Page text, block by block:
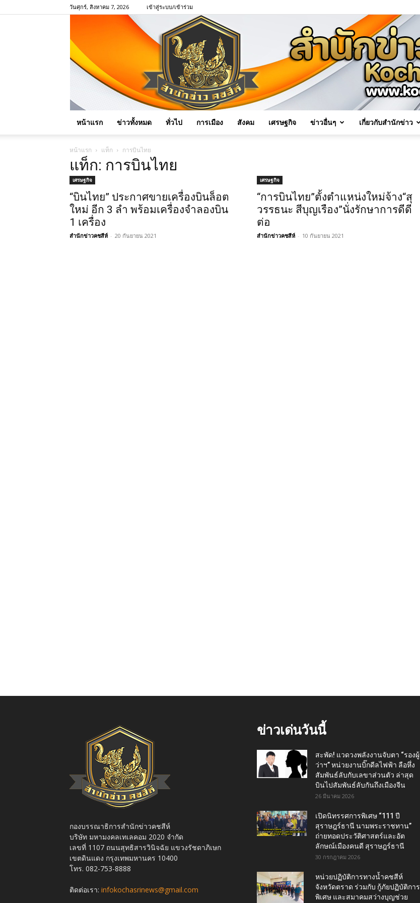
วันศุกร์, สิงหาคม 7, 2026 เข้าสู่ระบบ/เข้าร่วม
News
หน้าแรก ข่าวทั้งหมด ทั่วไป การเมือง สังคม เศรษฐกิจ ข่าวอื่นๆ เกี่ยวกับสำนักข่าว
หน้าแรก แท็ก การบินไทย
แท็ก: การบินไทย
เศรษฐกิจ
“บินไทย” ประกาศขายเครื่องบินล็อต
ใหม่ อีก 3 ลำ พร้อมเครื่องจำลองบิน
1 เครื่อง
สำนักข่าวคชสีห์ - 20 กันยายน 2021
เศรษฐกิจ
“การบินไทย”ตั้งตำแหน่งใหม่จ้าง“สุ
วรรธนะ สีบุญเรือง”นั่งรักษาการดีดี
ต่อ
สำนักข่าวคชสีห์ - 10 กันยายน 2021
กองบรรณาธิการสำนักข่าวคชสีห์
บริษัท มหามงคลเทเลคอม 2020 จำกัด
เลขที่ 1107 ถนนสุทธิสารวินิจฉัย แขวงรัชดาภิเษก
เขตดินแดง กรุงเทพมหานคร 10400
โทร. 082-753-8888
ติดต่อเรา: infokochasrinews@gmail.com
ข่าวเด่นวันนี้
สะพัด! แวดวงพลังงานจับตา “รองผู้
ว่าฯ” หน่วยงานบิ๊กดีลไฟฟ้า ลือหึ่ง
สัมพันธ์ลับกับเลขาส่วนตัว ล่าสุด
บินไปสัมพันธ์ลับกันถึงเมืองจีน
26 มีนาคม 2026
เปิดนิทรรศการพิเศษ “111 ปี
สุราษฎร์ธานี นามพระราชทาน”
ถ่ายทอดประวัติศาสตร์และอัต
ลักษณ์เมืองคนดี สุราษฎร์ธานี
30 กรกฎาคม 2026
หน่วยปฏิบัติการทางน้ำคชสีห์
จังหวัดตราด ร่วมกับ กู้ภัยปฏิบัติการ
พิเศษ และสมาคมสว่างบุญช่วย